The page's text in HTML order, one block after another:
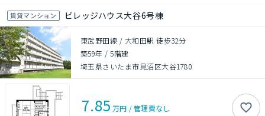
賃貸マンション ビレッジハウス大谷6号棟
東武野田線 / 大和田駅 徒歩32分
築59年 /5階建
埼玉県さいたま市見沼区大谷1780
7.85 万円 /管理費なし